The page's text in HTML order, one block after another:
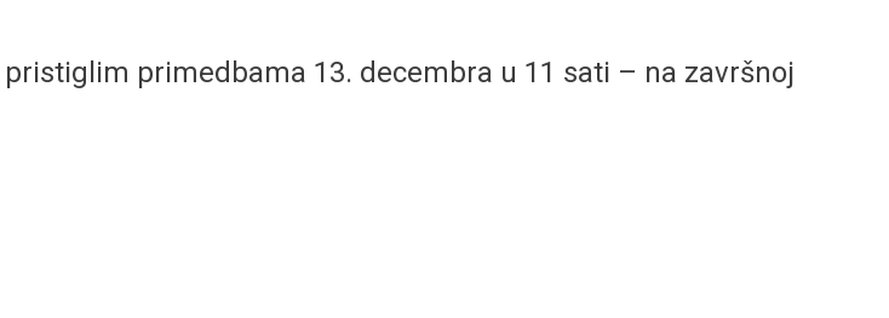
primedbama 13. decembra u 11 sati – na završnoj